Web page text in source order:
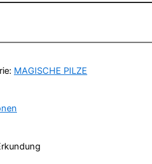
MAGISCHE PILZE